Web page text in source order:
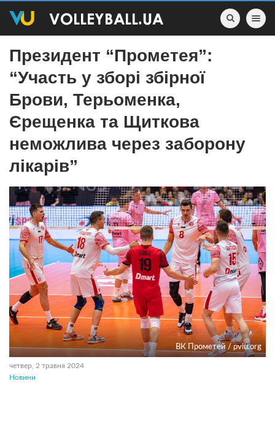
Toggle
Президент “Прометея”:
“Участь у зборі збірної
Брови, Терьоменка,
Єрещенка та Щиткова
неможлива через заборону
лікарів”
ВК Прометей / pvlu.org
четвер, 2 травня 2024
Новини